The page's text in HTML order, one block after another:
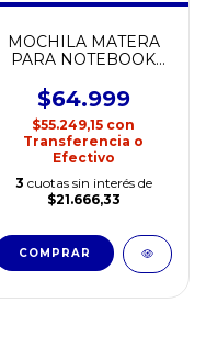
MOCHILA MATERA
PARA NOTEBOOK
$64.999
$55.249,15 con
Transferencia o
Efectivo
3 cuotas sin interés de
$21.666,33